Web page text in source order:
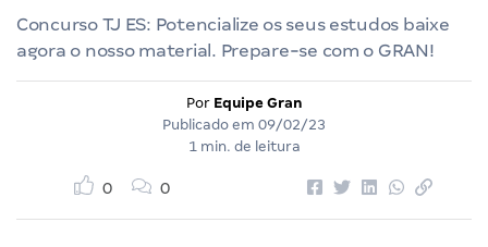
Concurso TJ ES: Potencialize os seus estudos baixe
agora o nosso material. Prepare-se com o GRAN!
Por Equipe Gran
Publicado em 09/02/23
1 min. de leitura
0 0